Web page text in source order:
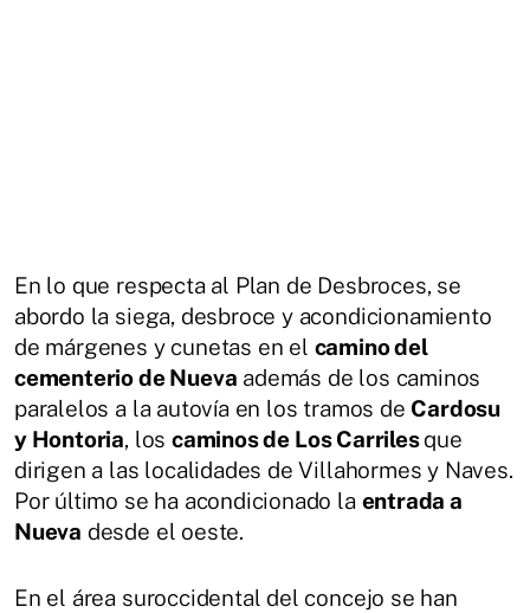
En lo que respecta al Plan de Desbroces, se
abordo la siega, desbroce y acondicionamiento
de márgenes y cunetas en el camino del
cementerio de Nueva además de los caminos
paralelos a la autovía en los tramos de Cardosu
y Hontoria, los caminos de Los Carrilesque
dirigen a las localidades de Villahormes y Naves.
Por último se ha acondicionado la entrada a
Nueva desde el oeste.
En el área suroccidental del concejo se han